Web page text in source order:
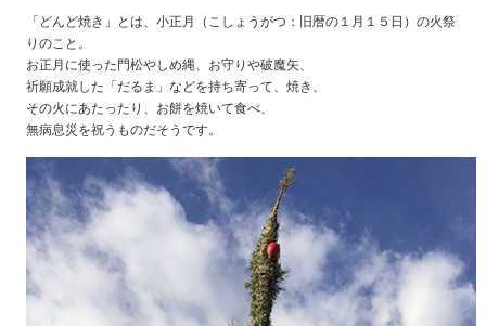
「どんど焼き」とは、小正月（こしょうがつ：旧暦の１月１５日）の火祭
りのこと。
お正月に使った門松やしめ縄、お守りや破魔矢、
祈願成就した「だるま」などを持ち寄って、焼き、
その火にあたったり、お餅を焼いて食べ、
無病息災を祝うものだそうです。